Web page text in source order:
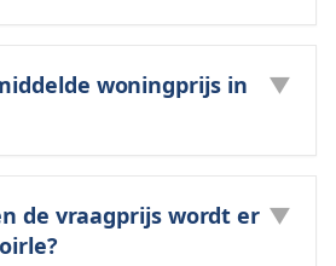
woningprijs in
▼
de vraagprijs wordt er ▼